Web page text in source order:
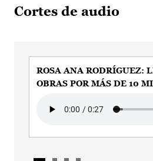
Cortes de audio
ROSA ANA RODRÍGUEZ:
OBRAS POR MÁS DE 10